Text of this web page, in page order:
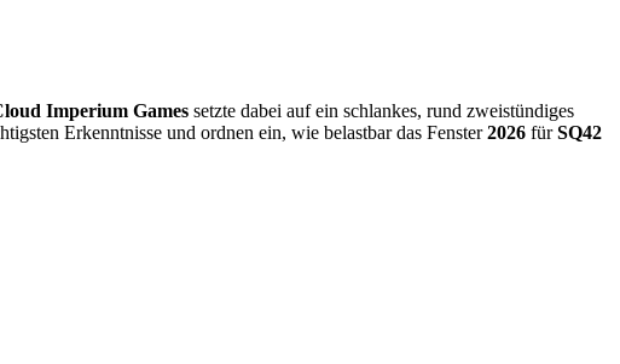
Imperium Games setzte dabei auf ein schlankes, rund zweistündiges
Erkenntnisse und ordnen ein, wie belastbar das Fenster2026 fürSQ42